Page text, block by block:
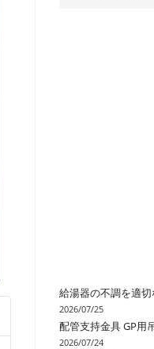
給湯器の不調を適
2026/07/25
配管支持金具 GP用
2026/07/24